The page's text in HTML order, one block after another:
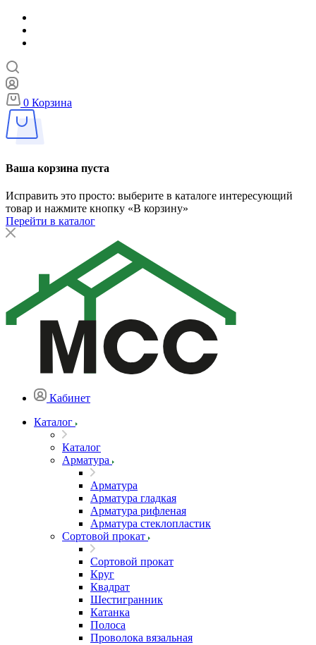
0 Корзина
Ваша корзина пуста
Исправить это просто: выберите в каталоге интересующий
товар и нажмите кнопку «В корзину»
Перейти в каталог
Кабинет
Каталог
Каталог
Арматура
Арматура
Арматура гладкая
Арматура рифленая
Арматура стеклопластик
Сортовой прокат
Сортовой прокат
Круг
Квадрат
Шестигранник
Катанка
Полоса
Проволока вязальная